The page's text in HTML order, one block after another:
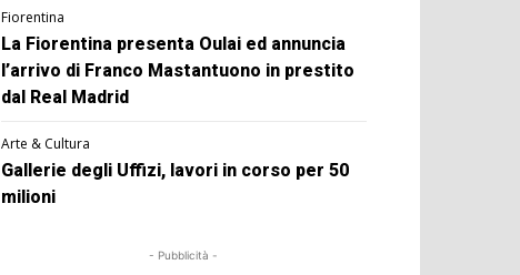
Fiorentina
La Fiorentina presenta Oulai ed annuncia
l’arrivo di Franco Mastantuono in prestito
dal Real Madrid
Arte & Cultura
Gallerie degli Uffizi, lavori in corso per 50
milioni
- Pubblicità -